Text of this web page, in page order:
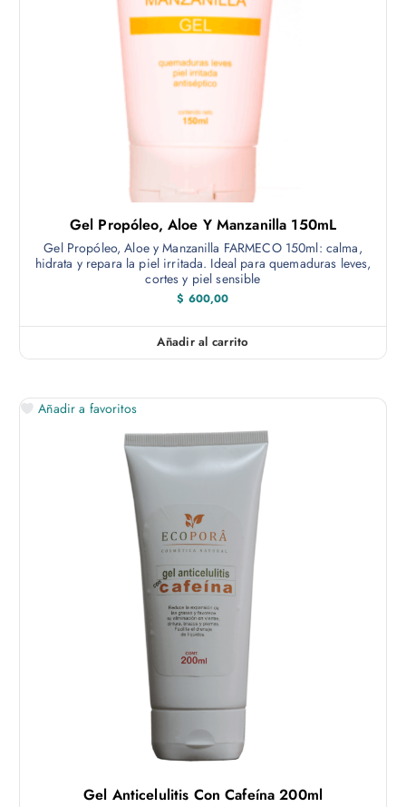
Gel Propóleo, Aloe Y Manzanilla 150mL
Gel Propóleo, Aloe y Manzanilla FARMECO 150ml: calma,
hidrata y repara la piel irritada. Ideal para quemaduras leves,
cortes y piel sensible
$ 600,00
Añadir al carrito
Añadir a favoritos
Gel Anticelulitis Con Cafeína 200ml